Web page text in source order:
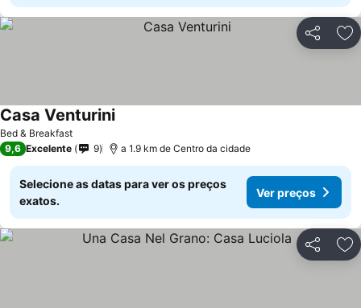
Partilhar
Bed & Breakfast
Casa VenturiniVer preços
9,6 Excelente 9 a 1.9 km de Centro da cidade
Selecione as datas para ver os preços
exatos.
Ver preços
Partilhar